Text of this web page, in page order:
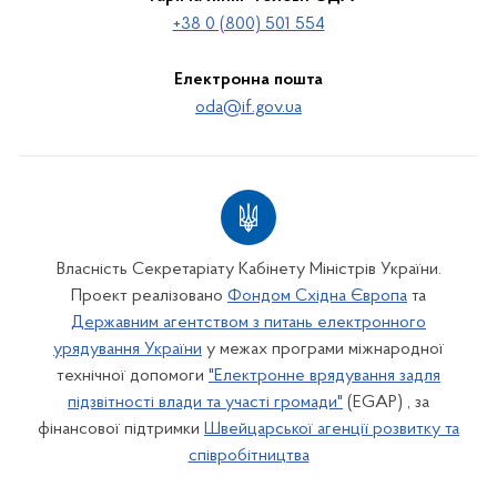
+38 0 (800) 501 554
Електронна пошта
oda@if.gov.ua
Власність Секретаріату Кабінету Міністрів України.
Проект реалізовано Фондом Східна Європа та
Державним агентством з питань електронного
урядування України у межах програми міжнародної
технічної допомоги "Електронне врядування задля
підзвітності влади та участі громади" (EGAP) , за
фінансової підтримки Швейцарської агенції розвитку та
співробітництва